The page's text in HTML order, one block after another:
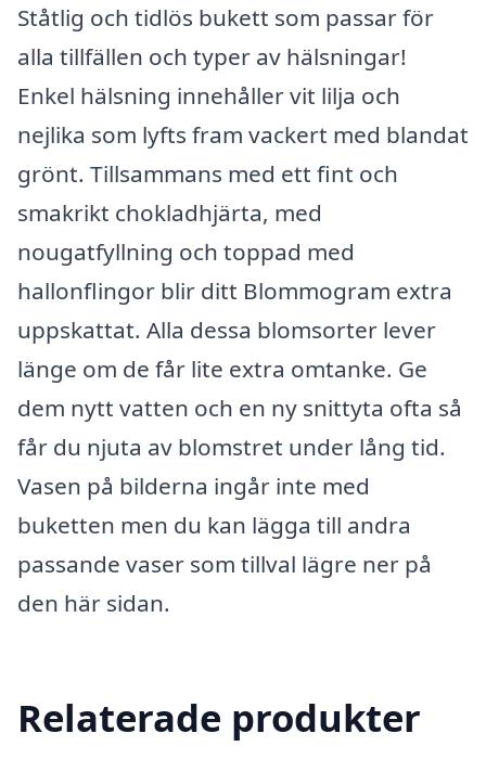
Ståtlig och tidlös bukett som passar för
alla tillfällen och typer av hälsningar!
Enkel hälsning innehåller vit lilja och
nejlika som lyfts fram vackert med blandat
grönt. Tillsammans med ett fint och
smakrikt chokladhjärta, med
nougatfyllning och toppad med
hallonflingor blir ditt Blommogram extra
uppskattat. Alla dessa blomsorter lever
länge om de får lite extra omtanke. Ge
dem nytt vatten och en ny snittyta ofta så
får du njuta av blomstret under lång tid.
Vasen på bilderna ingår inte med
buketten men du kan lägga till andra
passande vaser som tillval lägre ner på
den här sidan.
Relaterade produkter